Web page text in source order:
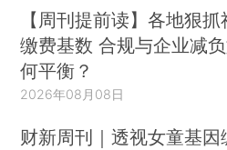
但资产价格对企业基本面的
来随着中美贸易摩擦的深入
响将逐步显现。近期，房地
政治局会议再次强调“房住
响房地产及其相关行业，使
【周刊提前读】各地狠抓
缴费基数 合规与企业减
何平衡？
2026年08月08日
财新周刊｜透视女童基因